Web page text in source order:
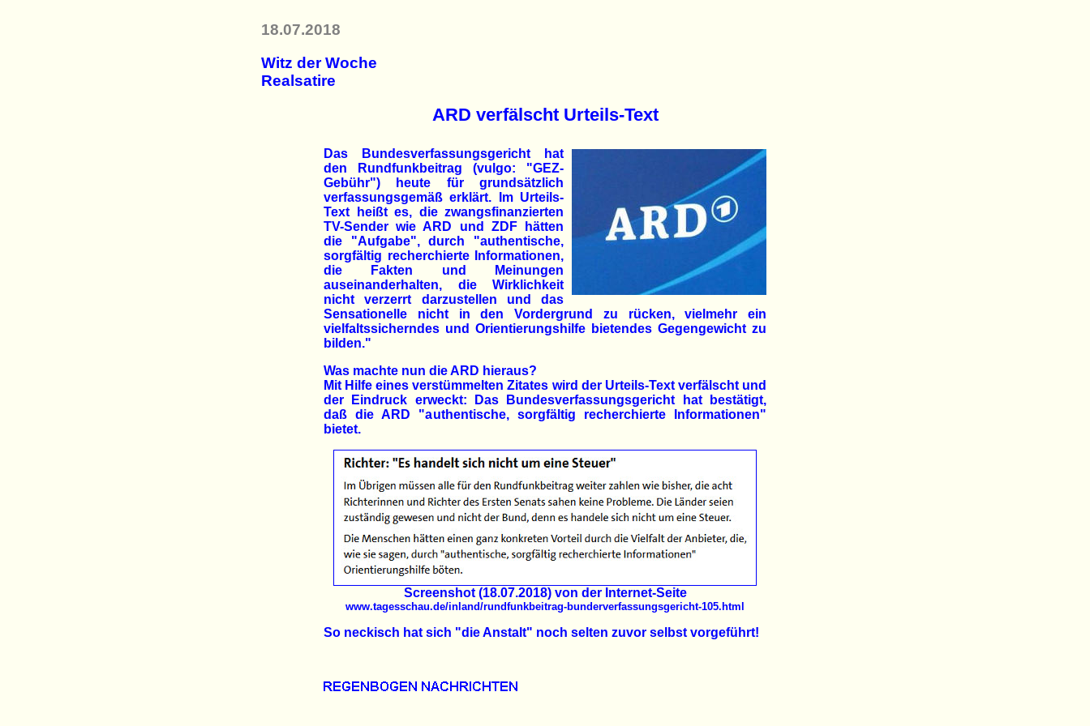
18.07.2018
Witz der Woche
Realsatire
ARD verfälscht Urteils-Text
Das Bundesverfassungsgericht hat
den Rundfunkbeitrag (vulgo: "GEZ-
Gebühr") heute für grundsätzlich
verfassungsgemäß erklärt. Im Urteils-
Text heißt es, die zwangsfinanzierten
TV-Sender wie ARD und ZDF hätten
die "Aufgabe", durch "authentische,
sorgfältig recherchierte Informationen,
die Fakten und Meinungen
auseinanderhalten, die Wirklichkeit
nicht verzerrt darzustellen und das
Sensationelle nicht in den Vordergrund zu rücken, vielmehr ein
vielfaltssicherndes und Orientierungshilfe bietendes Gegengewicht zu
bilden."
Was machte nun die ARD hieraus?
Mit Hilfe eines verstümmelten Zitates wird der Urteils-Text verfälscht und
der Eindruck erweckt: Das Bundesverfassungsgericht hat bestätigt,
daß die ARD "authentische, sorgfältig recherchierte Informationen"
bietet.
Screenshot (18.07.2018) von der Internet-Seite
www.tagesschau.de/inland/rundfunkbeitrag-bunderverfassungsgericht-105.html
So neckisch hat sich "die Anstalt" noch selten zuvor selbst vorgeführt!